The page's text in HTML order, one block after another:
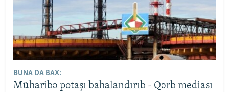
BUNA DA BAX:
Müharibə potaşı bahalandırıb - Qərb mediası